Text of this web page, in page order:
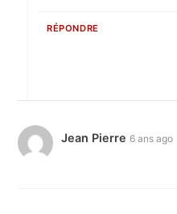
RÉPONDRE
Jean Pierre 6 ans ago